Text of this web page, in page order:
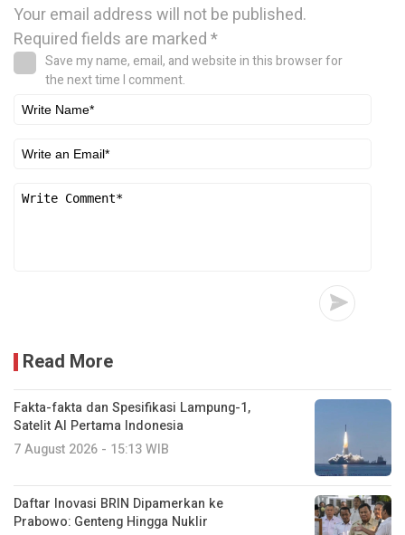
Your email address will not be published.
Required fields are marked*
Save my name, email, and website in this browser for
the next time I comment.
Read More
Fakta-fakta dan Spesifikasi Lampung-1,
Satelit AI Pertama Indonesia
7 August 2026 - 15:13 WIB
Daftar Inovasi BRIN Dipamerkan ke
Prabowo: Genteng Hingga Nuklir